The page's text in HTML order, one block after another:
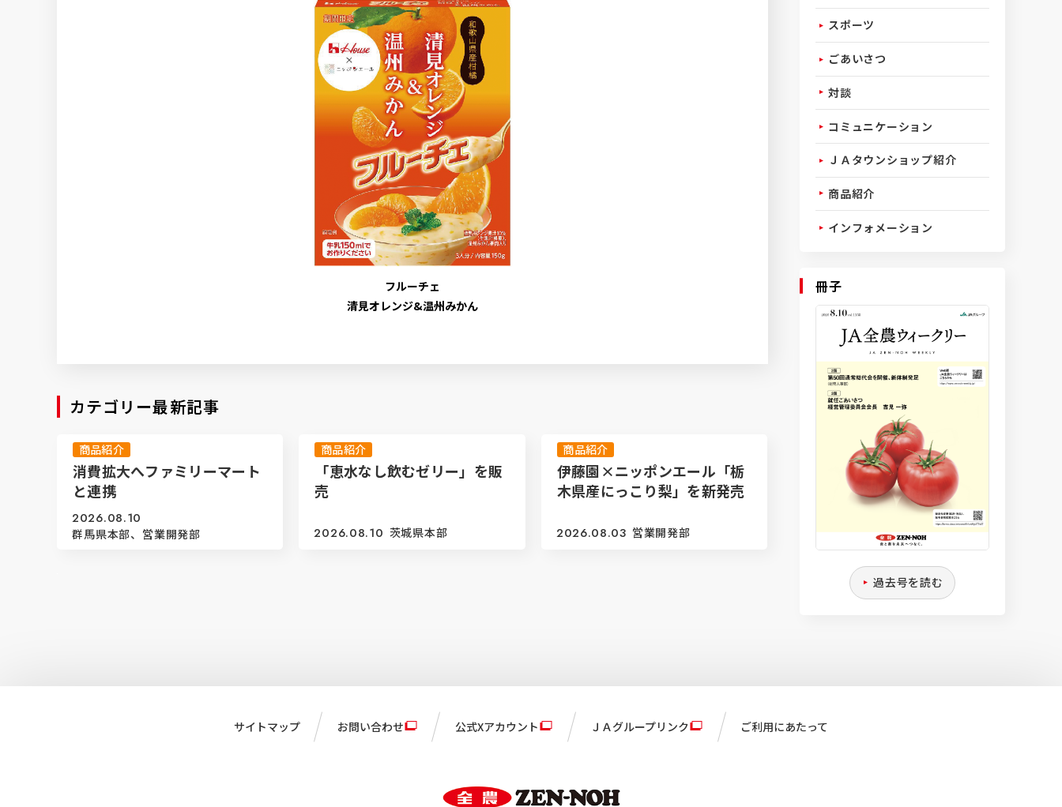
フルーチェ
清見オレンジ&温州みかん
カテゴリー最新記事
商品紹介
消費拡大へファミリーマート
と連携
2026.08.10
群馬県本部、営業開発部
商品紹介
「恵水なし飲むゼリー」を販
売
2026.08.10 茨城県本部
商品紹介
伊藤園×ニッポンエール「栃
木県産にっこり梨」を新発売
2026.08.03 営業開発部
スポーツ
ごあいさつ
対談
コミュニケーション
ＪＡタウンショップ紹介
商品紹介
インフォメーション
冊子
過去号を読む
サイトマップ お問い合わせ 公式Xアカウント ＪＡグループリンク ご利用にあたって